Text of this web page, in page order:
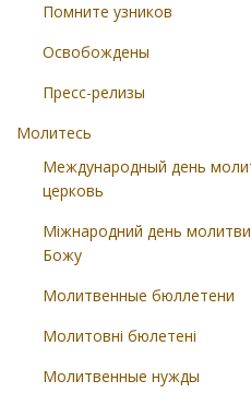
Помните узников
Освобождены
Пресс-релизы
Молитесь
Международный день
церковь
Міжнародний день молитви
Божу
Молитвенные бюллетени
Молитовні бюлетені
Молитвенные нужды